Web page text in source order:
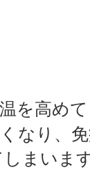
を高め
なり、
まいま